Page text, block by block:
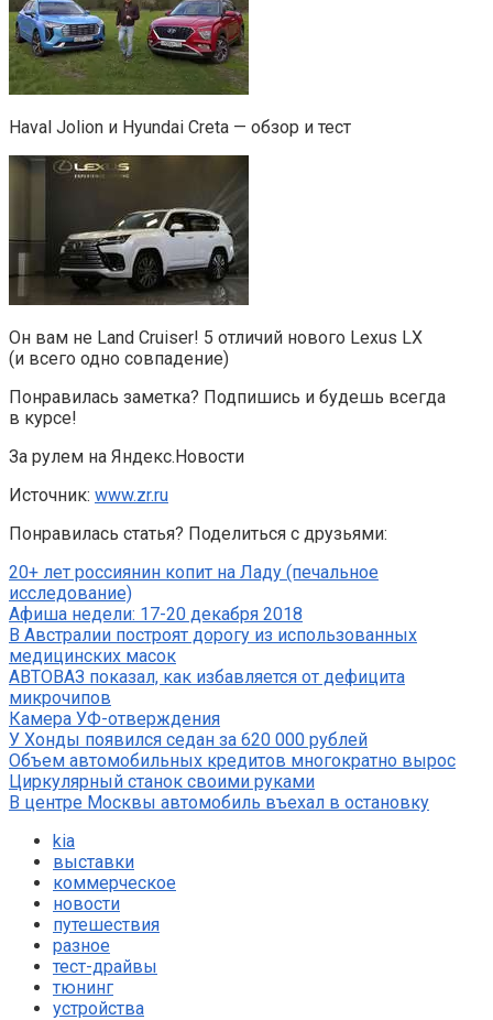
Haval Jolion и Hyundai Creta — обзор и тест
Он вам не Lаnd Cruiser! 5 отличий нового Lexus LX
(и всего одно совпадение)
Понравилась заметка? Подпишись и будешь всегда
в курсе!
За рулем на Яндекс.Новости
Источник: www.zr.ru
Понравилась статья? Поделиться с друзьями:
20+ лет россиянин копит на Ладу (печальное
исследование)
Афиша недели: 17-20 декабря 2018
В Австралии построят дорогу из использованных
медицинских масок
АВТОВАЗ показал, как избавляется от дефицита
микрочипов
Камера УФ-отверждения
У Хонды появился седан за 620 000 рублей
Объем автомобильных кредитов многократно вырос
Циркулярный станок своими руками
В центре Москвы автомобиль въехал в остановку
kia
выставки
коммерческое
новости
путешествия
разное
тест-драйвы
тюнинг
устройства